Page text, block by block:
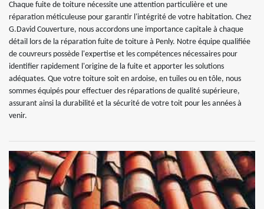
Chaque fuite de toiture nécessite une attention particulière et une
réparation méticuleuse pour garantir l'intégrité de votre habitation. Chez
G.David Couverture, nous accordons une importance capitale à chaque
détail lors de la réparation fuite de toiture à Penly. Notre équipe qualifiée
de couvreurs possède l'expertise et les compétences nécessaires pour
identifier rapidement l'origine de la fuite et apporter les solutions
adéquates. Que votre toiture soit en ardoise, en tuiles ou en tôle, nous
sommes équipés pour effectuer des réparations de qualité supérieure,
assurant ainsi la durabilité et la sécurité de votre toit pour les années à
venir.